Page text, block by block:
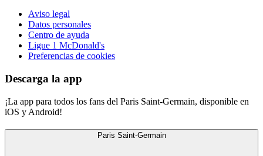
Aviso legal
Datos personales
Centro de ayuda
Ligue 1 McDonald's
Preferencias de cookies
Descarga la app
¡La app para todos los fans del Paris Saint-Germain, disponible en
iOS y Android!
Paris Saint-Germain